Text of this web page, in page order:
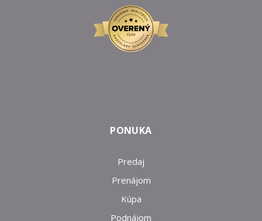
PONUKA
Predaj
Prenájom
Kúpa
Podnájom